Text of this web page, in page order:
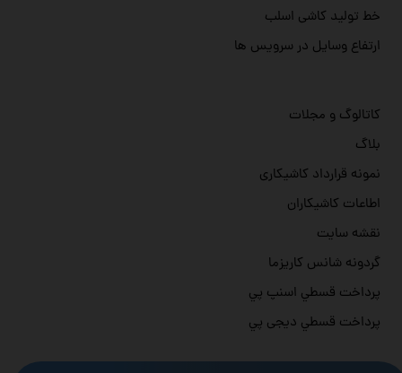
کاتالوگ و مجلات
بلاگ
نمونه قرارداد کاشیکاری
اطاعات کاشیکاران
نقشه سایت
گردونه شانس کاریزما
پرداخت قسطي اسنپ پي
پرداخت قسطي دیجی پي
خط تولید کاشی اسلب
ارتفاع وسایل در سرویس ها